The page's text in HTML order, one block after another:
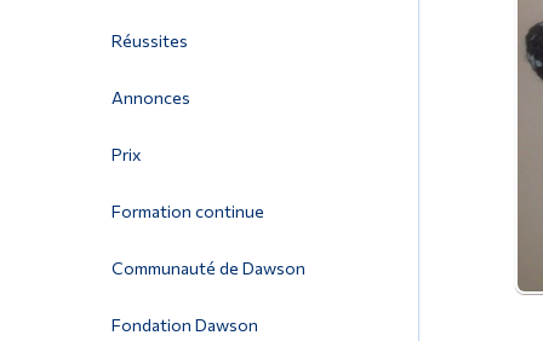
Réussites
Annonces
Prix
Formation continue
Communauté de Dawson
Fondation Dawson